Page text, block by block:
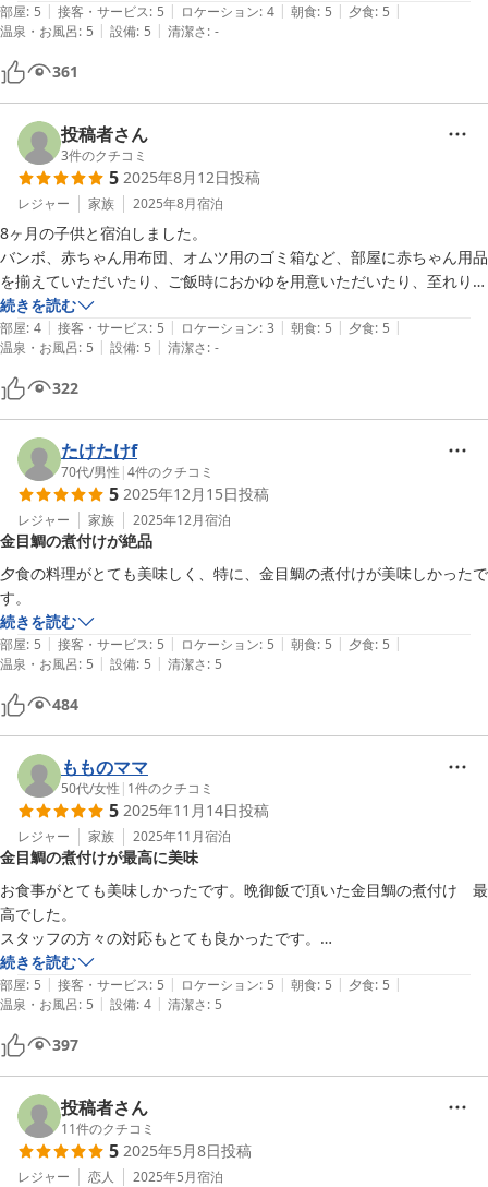
メニューで工夫されていました。
スタッフの皆さんもとても親切でした。
伊豆に行く際はまた泊まりたいなと思いました。
部屋: 5 | 接客・サービス: 5 | ロケーション: 4 | 朝食: 5 | 夕食: 5 |
温泉・お風呂: 5 | 設備: 5 | 清潔さ: -
361
投稿者さん
3件のクチコミ
5 2025年8月12日投稿
レジャー 家族 2025年8月宿泊
8ヶ月の子供と宿泊しました。
バンボ、赤ちゃん用布団、オムツ用のゴミ箱など、部屋に赤ちゃん用品
を揃えていただいたり、ご飯時におかゆを用意いただいたり、至れり尽
くせりでありがたかったです。
子供との初旅行でしたが、いいお宿に泊まることができて良かったで
す！
続きを読む
部屋: 4 | 接客・サービス: 5 | ロケーション: 3 | 朝食: 5 | 夕食: 5 |
温泉・お風呂: 5 | 設備: 5 | 清潔さ: -
322
たけたけf
70代/男性 |4件のクチコミ
5 2025年12月15日投稿
レジャー 家族 2025年12月宿泊
金目鯛の煮付けが絶品
夕食の料理がとても美味しく、特に、金目鯛の煮付けが美味しかったで
続きを読む
部屋: 5 | 接客・サービス: 5 | ロケーション: 5 | 朝食: 5 | 夕食: 5 |
温泉・お風呂: 5 | 設備: 5 | 清潔さ: 5
484
もものママ
50代/女性 | 1件のクチコミ
5 2025年11月14日投稿
レジャー 家族 2025年11月宿泊
金目鯛の煮付けが最高に美味
お食事がとても美味しかったです。晩御飯で頂いた金目鯛の煮付け　最
高でした。
スタッフの方々の対応もとても良かったです。
お部屋のお風呂から海が見えるのがとても気持ち良かったです。
続きを読む
部屋: 5 | 接客・サービス: 5 | ロケーション: 5 | 朝食: 5 | 夕食: 5 |
温泉・お風呂: 5 | 設備: 4 | 清潔さ: 5
397
投稿者さん
11件のクチコミ
5 2025年5月8日投稿
レジャー 恋人 2025年5月宿泊